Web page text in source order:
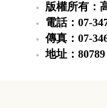
版權所有：
電話：07-
傳真：07-
地址：